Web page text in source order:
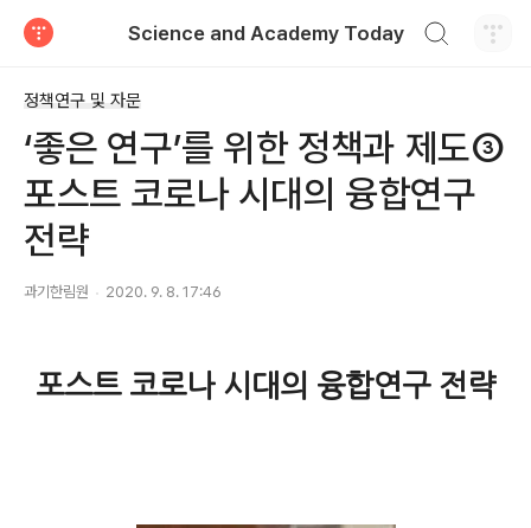
Science and Academy Today
정책연구 및 자문
‘좋은 연구’를 위한 정책과 제도③
포스트 코로나 시대의 융합연구
전략
과기한림원 2020. 9. 8. 17:46
포스트 코로나 시대의 융합연구 전략